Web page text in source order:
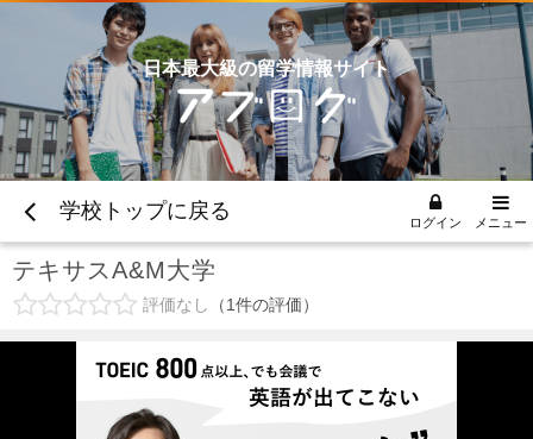
日本最大級の留学情報サイト
学校トップに戻る ログイン メニュー
テキサスA&M大学
評価なし 1件の評価